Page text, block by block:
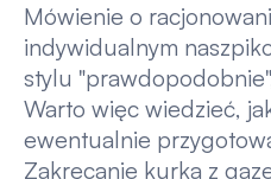
Mówienie o
indywidualnym
stylu
Warto więc wiedzieć,
ewentualnie
Zakręcanie kurka z